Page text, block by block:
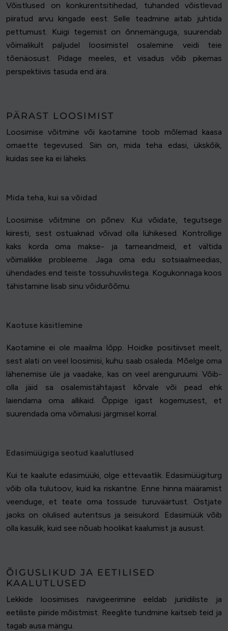
Võistlused on konkurentsitihedad, tuhanded võistlevad
piiratud arvu kingade eest. Selle teadmine aitab juhtida
pettumust. Kuigi tegemist on õnnemänguga, suurendab
võimalikult paljudel loosimistel osalemine veidi teie
tõenäosust. Pidage meeles, et visadus võib pikemas
perspektiivis tasuda end ära.
PÄRAST LOOSIMIST
Loosimise võitmine või kaotamine toob mõlemad kaasa
omaette tegevused. Siin on, mida teha edasi, ükskõik,
kuidas see ka ei läheks.
Mida teha, kui sa võidad
Loosimise võitmine on põnev. Kui võidate, tegutsege
kiiresti, sest ostuaknad võivad olla lühikesed. Kontrollige
kaks korda oma makse- ja tarneandmeid, et vältida
võimalikke probleeme. Jaga oma edu sotsiaalmeedias,
ühendades end teiste tossuhuvilistega. Kogukonnaga koos
tähistamine lisab sinu võidurõõmu.
Kaotuse käsitlemine
Kaotamine ei ole maailma lõpp. Hoidke positiivset meelt,
sest alati on veel loosimisi, kuhu saab osaleda. Mõelge oma
lähenemise üle ja vaadake, kas on veel arenguruumi. Võib-
olla jäid sa osalemistähtajast kõrvale või pead ehk
laiendama oma allikaid. Õppige igast kogemusest, et
suurendada oma võimalusi järgmisel korral.
Edasimüügiga seotud kaalutlused
Kui te kaalute edasimüüki, olge ettevaatlik. Edasimüügiturg
võib olla tulutoov, kuid ka riskantne. Enne hinna määramist
veenduge, et teate oma tossude turuväärtust. Ostjate
jaoks on olulised autentsus ja seisukord. Edasimüük võib
olla kasulik, kuid see nõuab hoolikat kaalumist ja ausust.
ÕIGUSLIKUD JA EETILISED
KAALUTLUSED
Lekkide loosimises navigeerimine eeldab juriidiliste ja
eetiliste piiride mõistmist. Reeglite tundmine kaitseb teid ja
tagab ausa mängu.